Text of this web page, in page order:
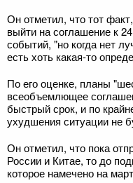
Он отметил, что тот
выйти на соглашение к
событий, "но когда нет
есть хоть какая-то
По его оценке, планы
всеобъемлющее
быстрый срок, и по
ухудшения ситуации не
Он отметил, что пока
России и Китае, то до
которое намечено на